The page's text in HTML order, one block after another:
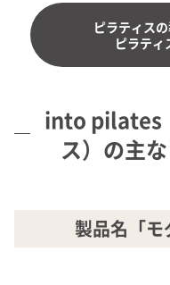
ピラティス
ピラティ
into pilates
ス）の主
製品名「モ